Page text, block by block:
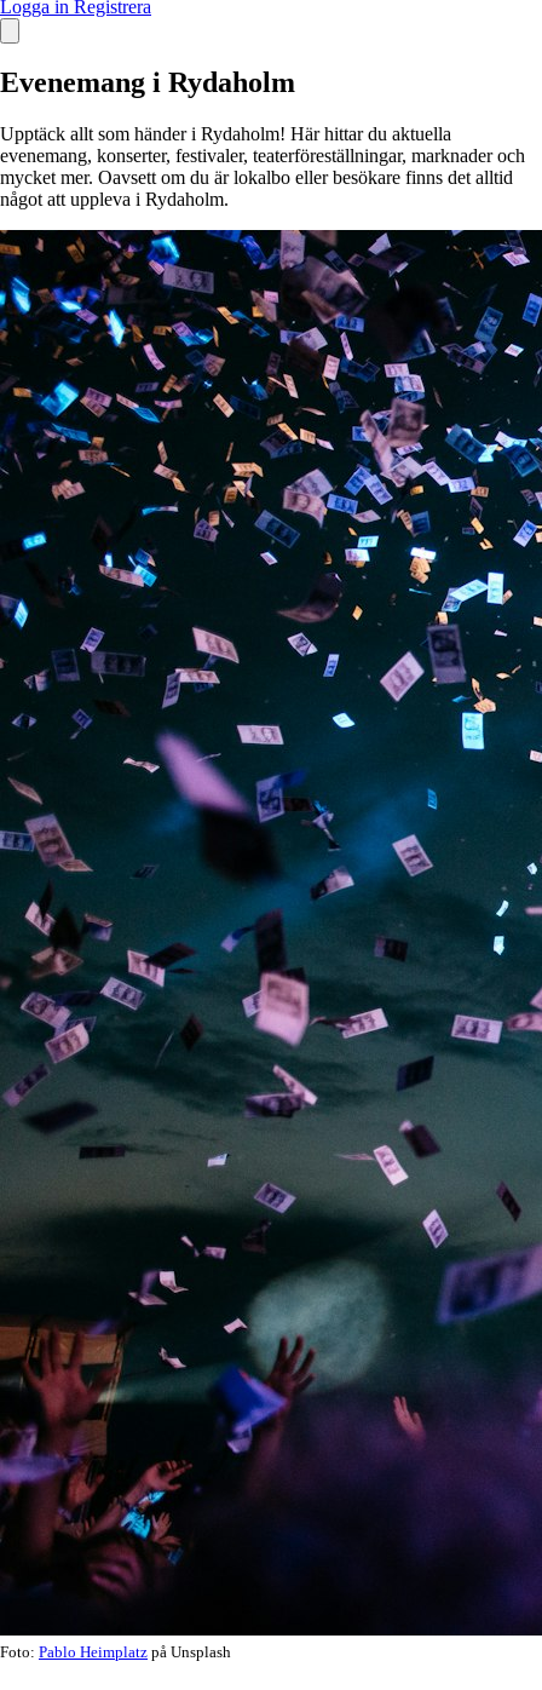
Logga in Registrera
Evenemang i Rydaholm
Upptäck allt som händer i Rydaholm! Här hittar du aktuella
evenemang, konserter, festivaler, teaterföreställningar, marknader och
mycket mer. Oavsett om du är lokalbo eller besökare finns det alltid
något att uppleva i Rydaholm.
Foto: Pablo Heimplatz på Unsplash